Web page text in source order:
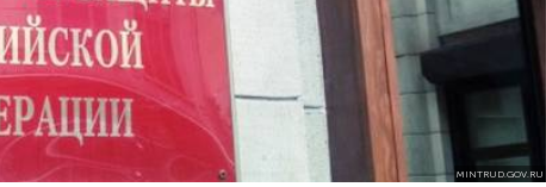
MINTRUD.GOV.RU